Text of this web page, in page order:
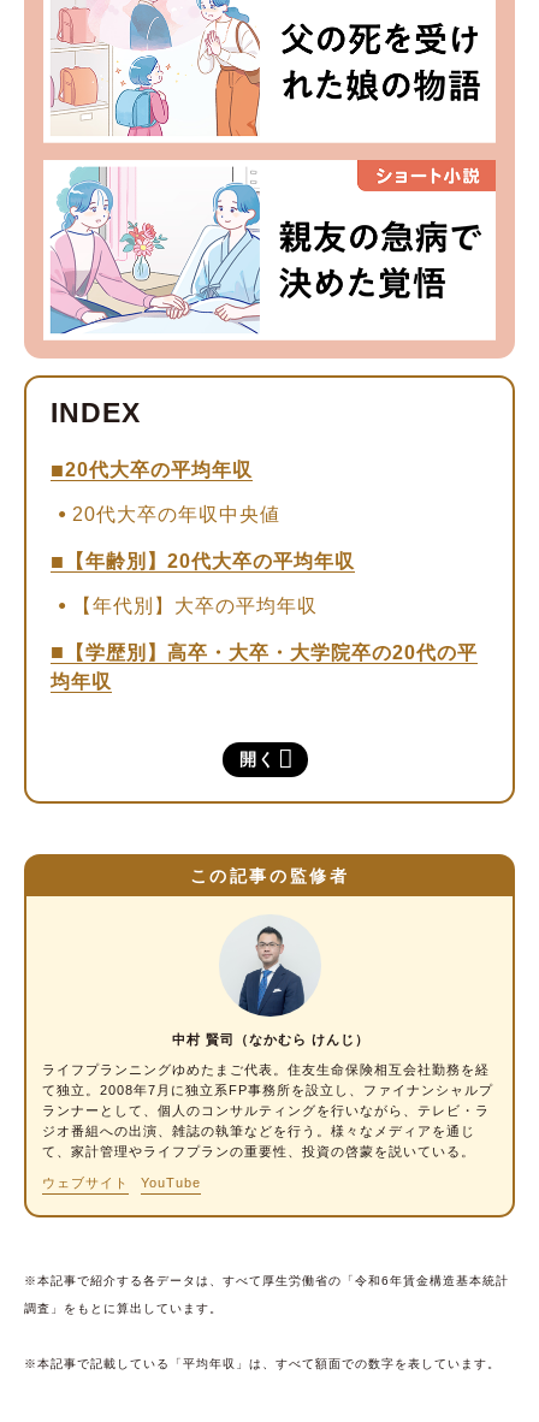
開く
20代大卒の平均年収
20代大卒の年収中央値
【年齢別】20代大卒の平均年収
【年代別】大卒の平均年収
【学歴別】高卒・大卒・大学院卒の20代の平
均年収
20代で年収アップを目指す方法
この記事の監修者
中村 賢司（なかむら けんじ）
ライフプランニングゆめたまご代表。住友生命保険相互会社勤務を経
て独立。2008年7月に独立系FP事務所を設立し、 ファイナンシャルプ
ランナー として、個人のコンサルティングを行いながら、テレビ・ラ
ジオ番組への出演、雑誌の執筆などを行う。様々なメディアを通じ
て、家計管理やライフプランの重要性、投資の啓蒙を説いている。
ウェブサイト YouTube
※本記事で紹介する各データは、すべて厚生労働省の「令和6年賃金構造基本統計
調査」をもとに算出しています。
※本記事で記載している「平均年収」は、すべて額面での数字を表しています。